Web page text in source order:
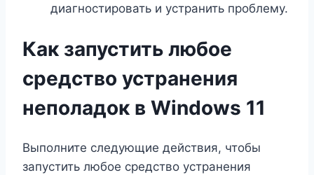
диагностировать и устранить проблему.
Как запустить любое
средство устранения
неполадок в Windows 11
Выполните следующие действия, чтобы
запустить любое средство устранения